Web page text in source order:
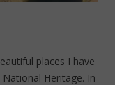
places I have
National Heritage. In